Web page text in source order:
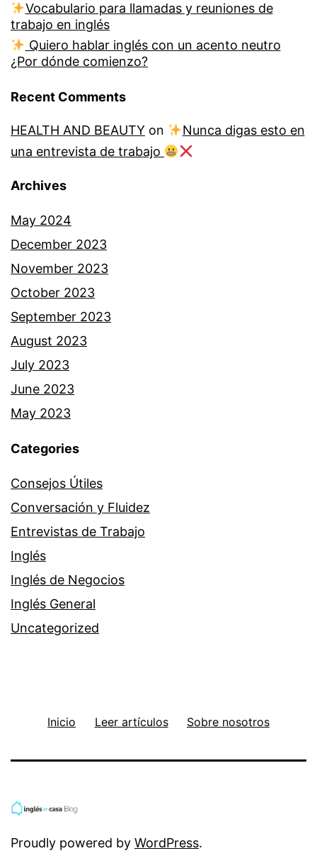
Vocabulario para llamadas y reuniones de
trabajo en inglés
Quiero hablar inglés con un acento neutro
¿Por dónde comienzo?
Recent Comments
HEALTH AND BEAUTY on
Nunca digas esto en
una entrevista de trabajo
Archives
May 2024
December 2023
November 2023
October 2023
September 2023
August 2023
July 2023
June 2023
May 2023
Categories
Consejos Útiles
Conversación y Fluidez
Entrevistas de Trabajo
Inglés
Inglés de Negocios
Inglés General
Uncategorized
Inicio Leer artículos Sobre nosotros
Proudly powered by WordPress.